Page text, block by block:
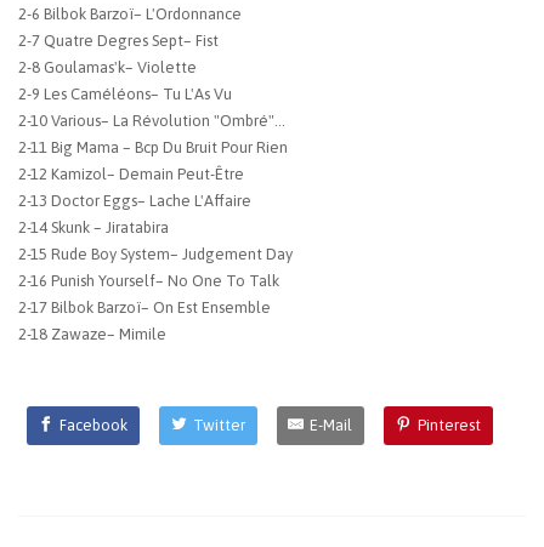
2-6 Bilbok Barzoï– L'Ordonnance
2-7 Quatre Degres Sept– Fist
2-8 Goulamas'k– Violette
2-9 Les Caméléons– Tu L'As Vu
2-10 Various– La Révolution "Ombré"...
2-11 Big Mama – Bcp Du Bruit Pour Rien
2-12 Kamizol– Demain Peut-Être
2-13 Doctor Eggs– Lache L'Affaire
2-14 Skunk – Jiratabira
2-15 Rude Boy System– Judgement Day
2-16 Punish Yourself– No One To Talk
2-17 Bilbok Barzoï– On Est Ensemble
2-18 Zawaze– Mimile
Facebook Twitter E-Mail Pinterest